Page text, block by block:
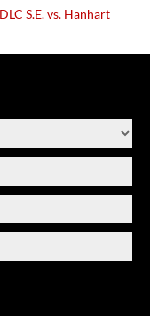
S.E. vs. Hanhart